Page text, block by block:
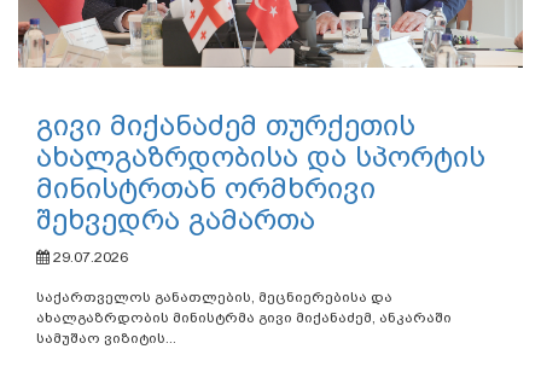
გივი მიქანაძემ თურქეთის
ახალგაზრდობისა და სპორტის
მინისტრთან ორმხრივი
შეხვედრა გამართა
29.07.2026
საქართველოს განათლების, მეცნიერებისა და
ახალგაზრდობის მინისტრმა გივი მიქანაძემ, ანკარაში
სამუშაო ვიზიტის...